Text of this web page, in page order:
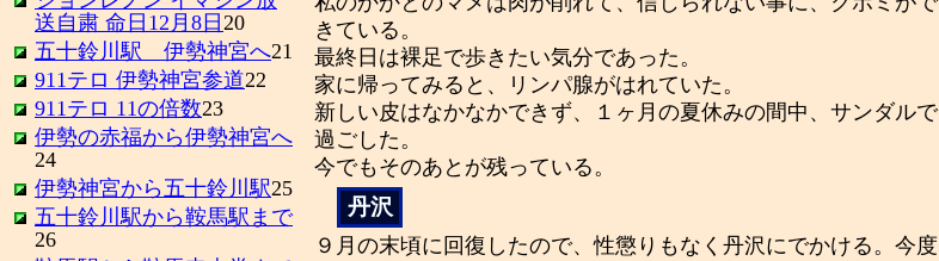
きている。
最終日は裸足で歩きたい気分であった。
家に帰ってみると、リンパ腺がはれていた。
新しい皮はなかなかできず、１ヶ月の夏休みの間中、サンダルで
過ごした。
今でもそのあとが残っている。
丹沢
９月の末頃に回復したので、性懲りもなく丹沢にでかける。今度
送自粛 命日12月8日 20
五十鈴川駅 伊勢神宮へ21
911テロ 伊勢神宮参道22
911テロ 11の倍数23
伊勢の赤福から伊勢神宮へ
24
伊勢神宮から五十鈴川駅25
五十鈴川駅から鞍馬駅まで
26